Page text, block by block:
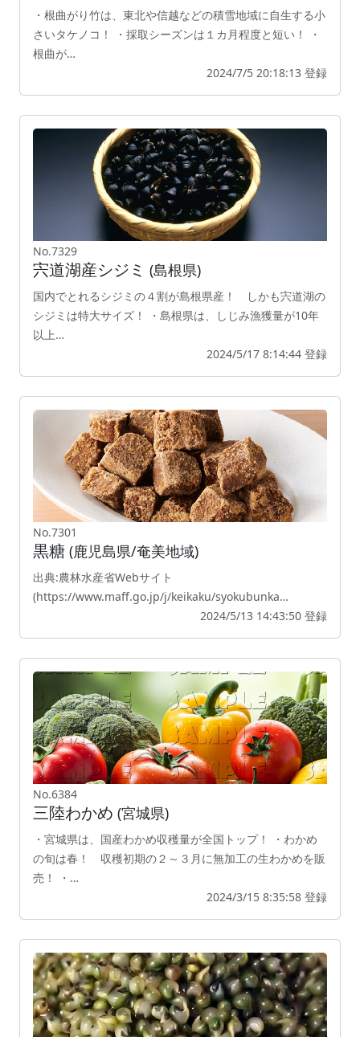
・根曲がり竹は、東北や信越などの積雪地域に自生する小
さいタケノコ！ ・採取シーズンは１カ月程度と短い！ ・
根曲が…
2024/7/5 20:18:13 登録
No.7329
宍道湖産シジミ (島根県)
国内でとれるシジミの４割が島根県産！ しかも宍道湖の
シジミは特大サイズ！ ・島根県は、しじみ漁獲量が10年
以上…
2024/5/17 8:14:44 登録
No.7301
黒糖 (鹿児島県/奄美地域)
出典:農林水産省Webサイト
(https://www.maff.go.jp/j/keikaku/syokubunka…
2024/5/13 14:43:50 登録
No.6384
三陸わかめ (宮城県)
・宮城県は、国産わかめ収穫量が全国トップ！ ・わかめ
の旬は春！ 収穫初期の２～３月に無加工の生わかめを販
売！ ・…
2024/3/15 8:35:58 登録